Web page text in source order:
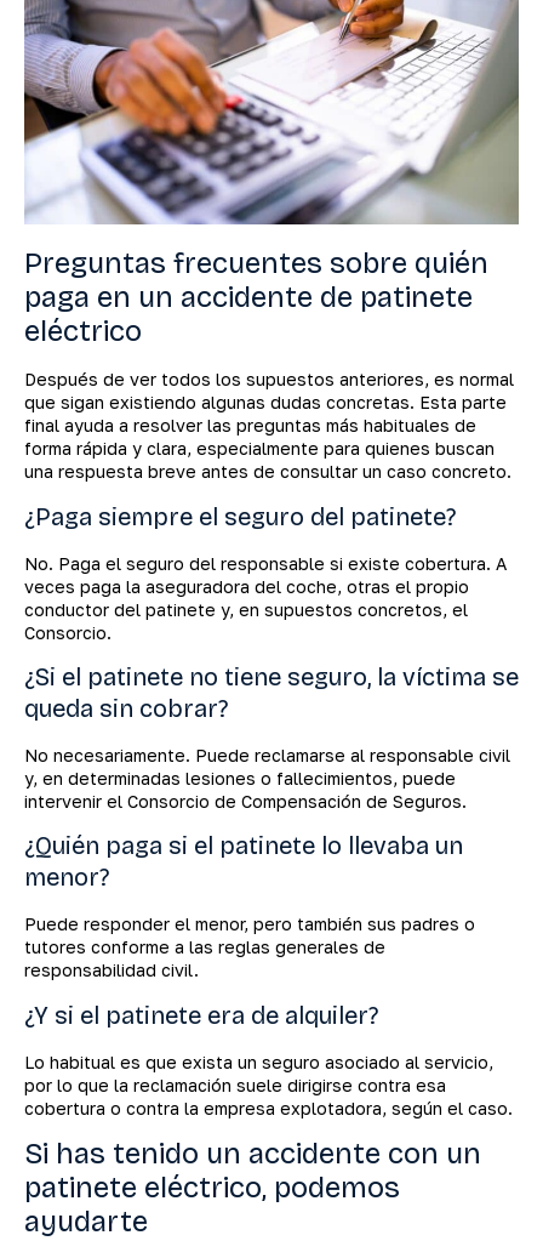
Preguntas frecuentes sobre quién
paga en un accidente de patinete
eléctrico
Después de ver todos los supuestos anteriores, es normal
que sigan existiendo algunas dudas concretas. Esta parte
final ayuda a resolver las preguntas más habituales de
forma rápida y clara, especialmente para quienes buscan
una respuesta breve antes de consultar un caso concreto.
¿Paga siempre el seguro del patinete?
No. Paga el seguro del responsable si existe cobertura. A
veces paga la aseguradora del coche, otras el propio
conductor del patinete y, en supuestos concretos, el
Consorcio.
¿Si el patinete no tiene seguro, la víctima se
queda sin cobrar?
No necesariamente. Puede reclamarse al responsable civil
y, en determinadas lesiones o fallecimientos, puede
intervenir el Consorcio de Compensación de Seguros.
¿Quién paga si el patinete lo llevaba un
menor?
Puede responder el menor, pero también sus padres o
tutores conforme a las reglas generales de
responsabilidad civil.
¿Y si el patinete era de alquiler?
Lo habitual es que exista un seguro asociado al servicio,
por lo que la reclamación suele dirigirse contra esa
cobertura o contra la empresa explotadora, según el caso.
Si has tenido un accidente con un
patinete eléctrico, podemos
ayudarte